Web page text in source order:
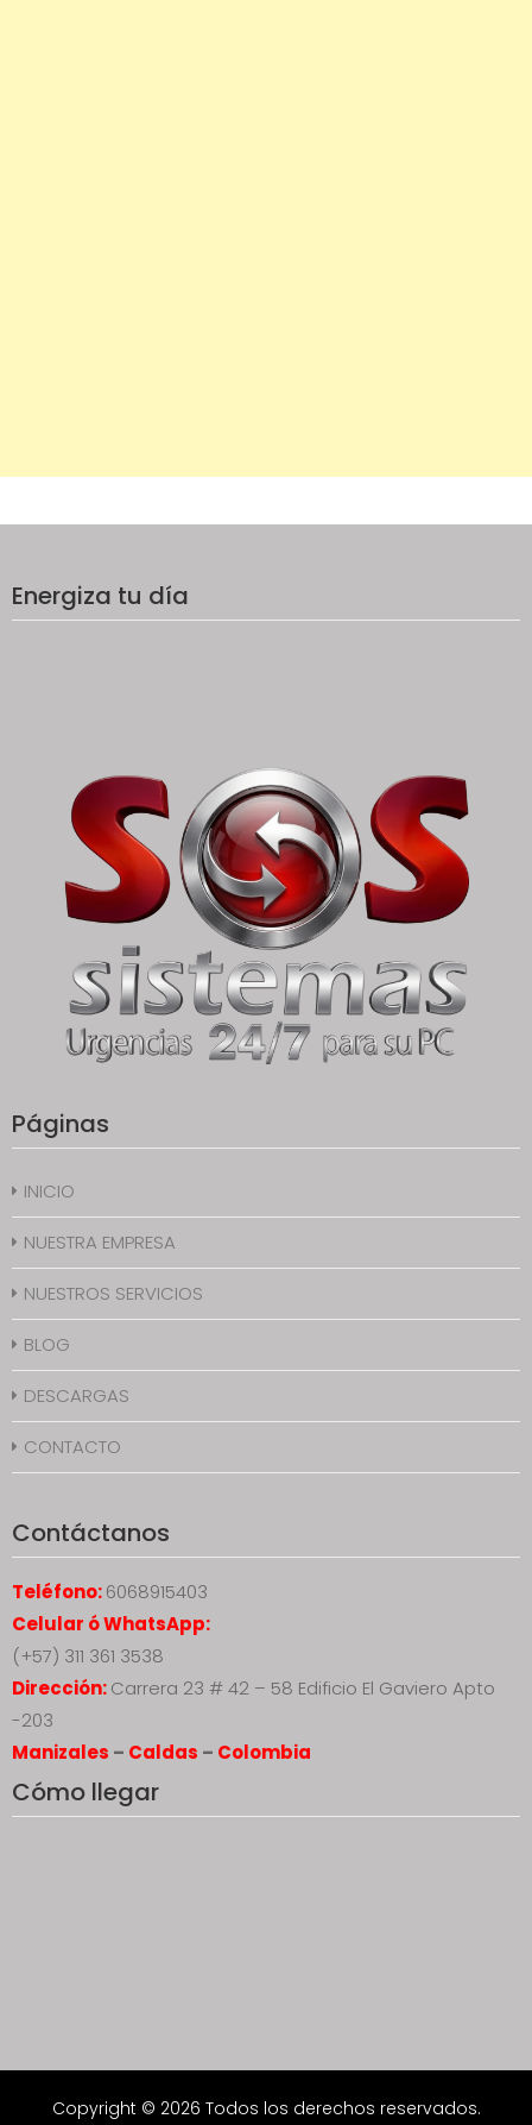
Energiza tu día
Páginas
INICIO
NUESTRA EMPRESA
NUESTROS SERVICIOS
BLOG
DESCARGAS
CONTACTO
Contáctanos
Teléfono:6068915403
Celular ó WhatsApp:
(+57) 311 361 3538
Dirección:Carrera 23 # 42 – 58 Edificio El Gaviero Apto
-203
Manizales – Caldas – Colombia
Cómo llegar
Copyright © 2026 Todos los derechos reservados.